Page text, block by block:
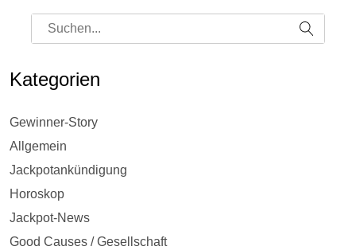
Kategorien
Gewinner-Story
Allgemein
Jackpotankündigung
Horoskop
Jackpot-News
Good Causes / Gesellschaft